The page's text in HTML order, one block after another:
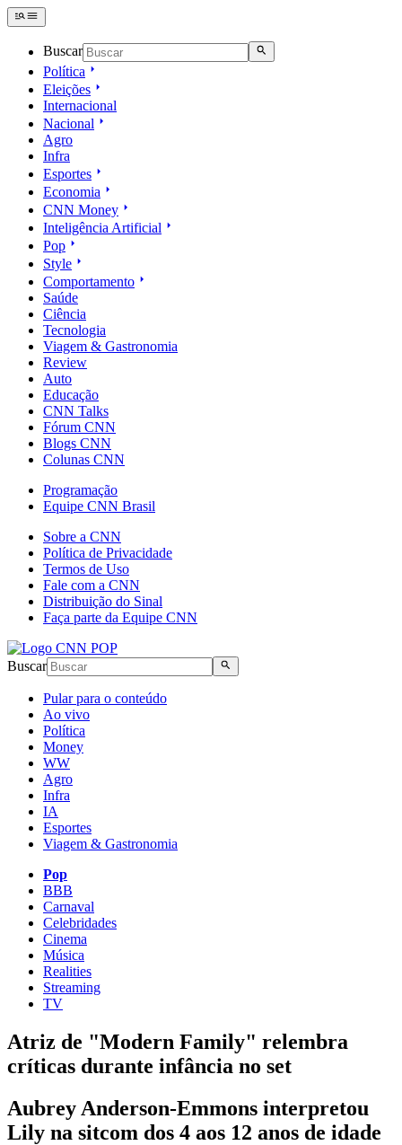
Buscar
Política
Eleições
Internacional
Nacional
Agro
Infra
Esportes
Economia
CNN Money
Inteligência Artificial
Pop
Style
Comportamento
Saúde
Ciência
Tecnologia
Viagem & Gastronomia
Review
Auto
Educação
CNN Talks
Fórum CNN
Blogs CNN
Colunas CNN
Programação
Equipe CNN Brasil
Sobre a CNN
Política de Privacidade
Termos de Uso
Fale com a CNN
Distribuição do Sinal
Faça parte da Equipe CNN
Buscar
Pular para o conteúdo
Ao vivo
Política
Money
WW
Agro
Infra
IA
Esportes
Viagem & Gastronomia
Pop
BBB
Carnaval
Celebridades
Cinema
Música
Realities
Streaming
TV
Atriz de "Modern Family" relembra
críticas durante infância no set
Aubrey Anderson-Emmons interpretou
Lily na sitcom dos 4 aos 12 anos de idade